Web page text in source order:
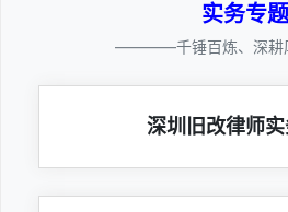
实务专题
————千锤百炼、深
深圳旧改律师